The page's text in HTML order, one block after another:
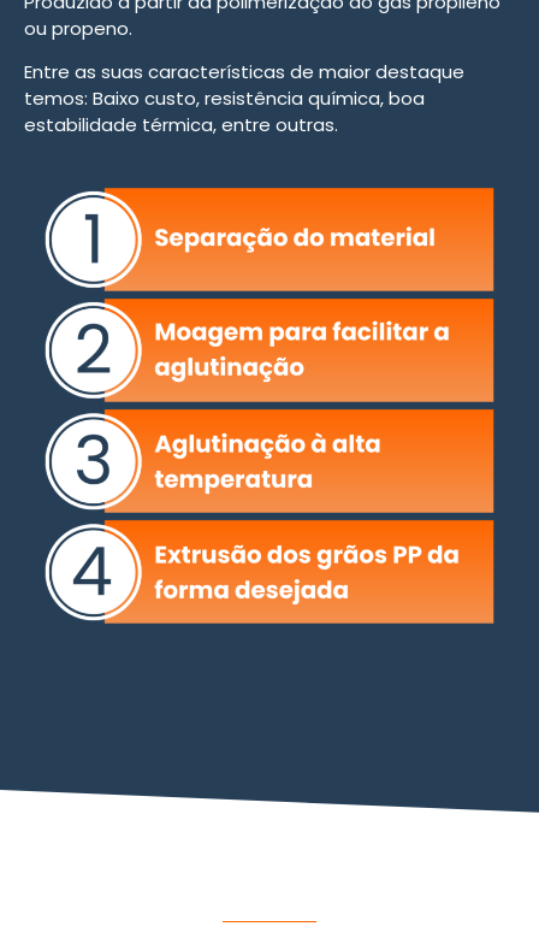
ou propeno.
Entre as suas características de maior destaque
temos: Baixo custo, resistência química, boa
estabilidade térmica, entre outras.